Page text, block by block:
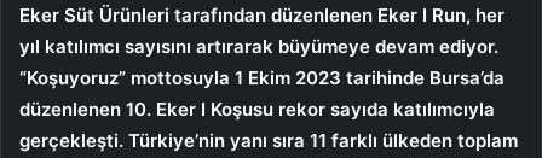
Eker Süt Ürünleri tarafından düzenlenen Eker I Run, her
yıl katılımcı sayısını artırarak büyümeye devam ediyor.
“Koşuyoruz” mottosuyla 1 Ekim 2023 tarihinde Bursa’da
düzenlenen 10. Eker I Koşusu rekor sayıda katılımcıyla
gerçekleşti. Türkiye’nin yanı sıra 11 farklı ülkeden toplam